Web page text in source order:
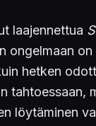
laajennettua
ongelmaan
hetken
löytäminen